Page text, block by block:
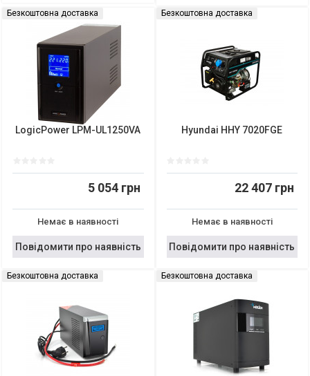
Безкоштовна доставка
LogicPower LPM-UL1250VA
5 054 грн
Немає в наявності
Повідомити про наявність
Безкоштовна доставка
Hyundai HHY 7020FGE
22 407 грн
Немає в наявності
Повідомити про наявність
Безкоштовна доставка Безкоштовна доставка